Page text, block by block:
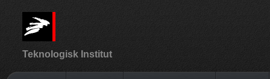
Teknologisk Institut